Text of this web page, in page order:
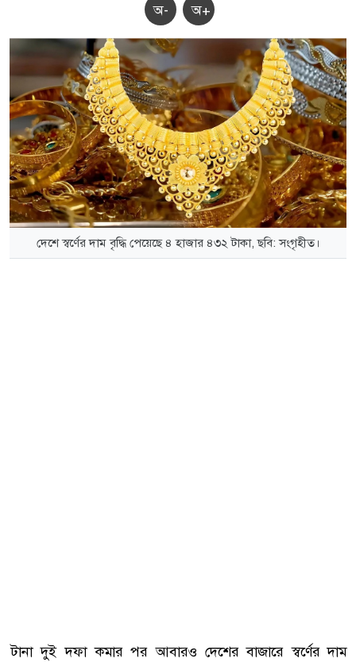
অ- অ+
দেশে স্বর্ণের দাম বৃদ্ধি পেয়েছে ৪ হাজার ৪৩২ টাকা, ছবি: সংগৃহীত।
টানা দুই দফা কমার পর আবারও দেশের বাজারে স্বর্ণের দাম